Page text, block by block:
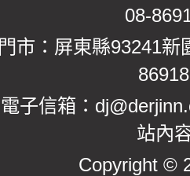
08-
門市：屏東縣93241
電子信箱：
站內
Copyright ©